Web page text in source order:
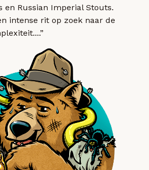
en Russian Imperial Stouts.
intense rit op zoek naar de